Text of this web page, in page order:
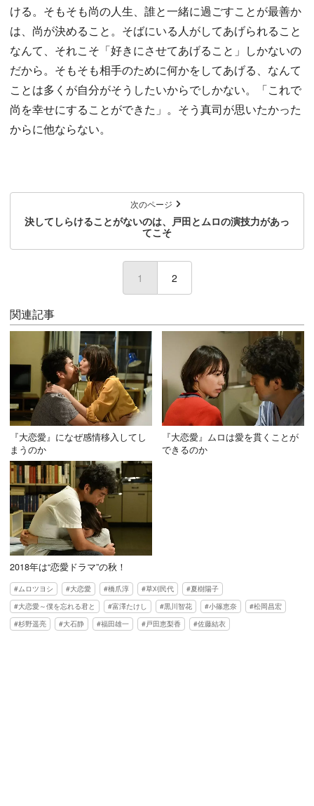
ける。そもそも尚の人生、誰と一緒に過ごすことが最善か
は、尚が決めること。そばにいる人がしてあげられること
なんて、それこそ「好きにさせてあげること」しかないの
だから。そもそも相手のために何かをしてあげる、なんて
ことは多くが自分がそうしたいからでしかない。「これで
尚を幸せにすることができた」。そう真司が思いたかった
からに他ならない。
次のページ
決してしらけることがないのは、戸田とムロの演技力があっ
てこそ
1 (current)
2
関連記事
『大恋愛』になぜ感情移入してし
まうのか
『大恋愛』ムロは愛を貫くことが
できるのか
2018年は“恋愛ドラマ”の秋！
ムロツヨシ 大恋愛 橋爪淳 草刈民代
夏樹陽子
大恋愛～僕を忘れる君と
富澤たけし 黒川智花 小篠恵奈
松岡昌宏
杉野遥亮
大石静 福田雄一 戸田恵梨香 佐藤結衣